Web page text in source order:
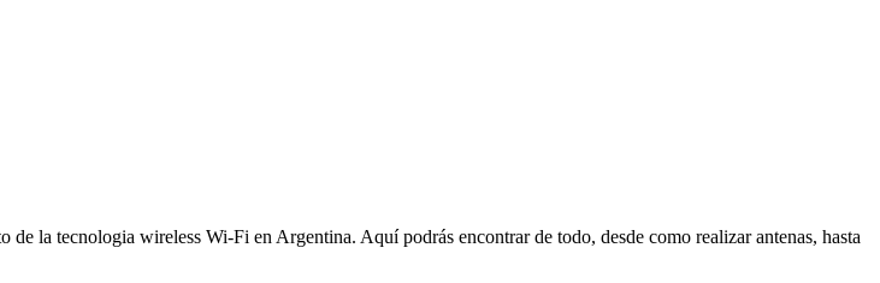
la tecnologia wireless Wi-Fi en Argentina. Aquí­ podrás encontrar de todo, desde como realizar antenas, hasta